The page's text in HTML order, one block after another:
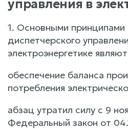
управления в
1. Основными принципами
диспетчерского
электроэнергетике
обеспечение баланса
потребления
абзац утратил силу с 9
Федеральный закон от